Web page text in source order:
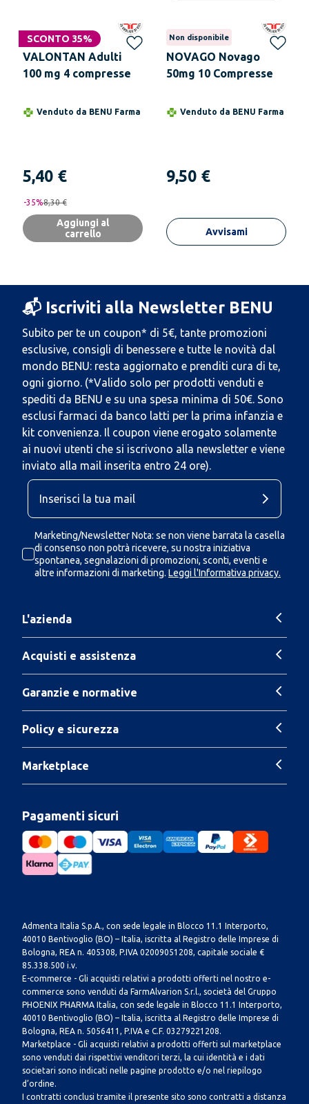
SCONTO 35%
VALONTAN Adulti
100 mg 4 compresse
Venduto da BENU Farma
5,40 €
-35%8,30 €
Aggiungi al
carrello
Non disponibile
NOVAGO Novago
50mg 10 Compresse
Venduto da BENU Farma
9,50 €
Avvisami
📬 Iscriviti alla Newsletter BENU
Subito per te un coupon* di 5€, tante promozioni
esclusive, consigli di benessere e tutte le novità dal
mondo BENU: resta aggiornato e prenditi cura di te,
ogni giorno. (*Valido solo per prodotti venduti e
spediti da BENU e su una spesa minima di 50€. Sono
esclusi farmaci da banco latti per la prima infanzia e
kit convenienza. Il coupon viene erogato solamente
ai nuovi utenti che si iscrivono alla newsletter e viene
inviato alla mail inserita entro 24 ore).
Marketing/Newsletter Nota: se non viene barrata la casella
di consenso non potrà ricevere, su nostra iniziativa
spontanea, segnalazioni di promozioni, sconti, eventi e
altre informazioni di marketing. Leggi l'Informativa privacy.
L'azienda
Acquisti e assistenza
Garanzie e normative
Policy e sicurezza
Marketplace
Pagamenti sicuri
Admenta Italia S.p.A., con sede legale in Blocco 11.1 Interporto,
40010 Bentivoglio (BO) – Italia, iscritta al Registro delle Imprese di
Bologna, REA n. 405308, P.IVA 02009051208, capitale sociale €
85.338.500 i.v.
E-commerce - Gli acquisti relativi a prodotti offerti nel nostro e-
commerce sono venduti da FarmAlvarion S.r.l., società del Gruppo
PHOENIX PHARMA Italia, con sede legale in Blocco 11.1 Interporto,
40010 Bentivoglio (BO) – Italia, iscritta al Registro delle Imprese di
Bologna, REA n. 5056411, P.IVA e C.F. 03279221208.
Marketplace - Gli acquisti relativi a prodotti offerti sul marketplace
sono venduti dai rispettivi venditori terzi, la cui identità e i dati
societari sono indicati nelle pagine prodotto e/o nel riepilogo
d’ordine.
I contratti conclusi tramite il presente sito sono contratti a distanza